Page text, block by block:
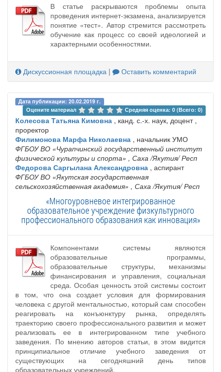
В статье раскрываются проблемы опыта
проведения интернет-экзамена, анализируется
понятие «тест». Автор стремится рассмотреть
обучение как процесс со своей идеологией и
характерными особенностями.
Дискуссионная площадка | Оставить комментарий
Дата публикации: 20.02.2019 г.
Оцените материал
Средняя оценка: 0 (Всего: 0)
Колесова Татьяна Кимовна , канд. с.-х. наук, доцент ,
проректор
Филимонова Марфа Николаевна , начальник УМО
ФГБОУ ВО «Чурапчинский государственный институт
физической культуры и спорта» , Саха /Якутия/ Респ
Федорова Саргылана Александровна , аспирант
ФГБОУ ВО «Якутская государственная
сельскохозяйственная академия» , Саха /Якутия/ Респ
«Многоуровневое интегрированное
образовательное учреждение физкультурного
профессионального образования как инновация»
Компонентами системы являются
образовательные программы,
образовательные структуры, механизмы
финансирования и управления, социальная
среда. Особая ценность этой системы состоит
в том, что она создает условия для формирования
человека с другой ментальностью, который сам способен
реагировать на конъюнктуру рынка, определять
траекторию своего профессионального развития и может
реализовать ее в интегрированном типе учебного
заведения. По мнению авторов статьи, в этом видится
принципиальное отличие учебного заведения от
существующих на сегодняшний день типов
образовательных учреждений.